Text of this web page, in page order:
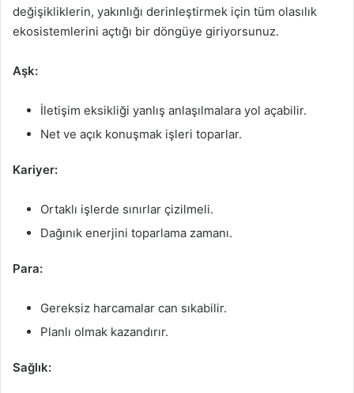
değişikliklerin, yakınlığı derinleştirmek için tüm olasılık
ekosistemlerini açtığı bir döngüye giriyorsunuz.
Aşk:
İletişim eksikliği yanlış anlaşılmalara yol açabilir.
Net ve açık konuşmak işleri toparlar.
Kariyer:
Ortaklı işlerde sınırlar çizilmeli.
Dağınık enerjini toparlama zamanı.
Para:
Gereksiz harcamalar can sıkabilir.
Planlı olmak kazandırır.
Sağlık: